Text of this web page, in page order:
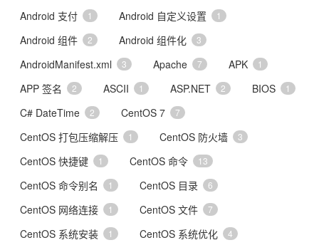
Android 支付 1 Android 自定义设置 1
Android 组件 2 Android 组件化 3
AndroidManifest.xml 3 Apache 7 APK 1
APP 签名 2 ASCII 1 ASP.NET 2 BIOS 1
C# DateTime 2 CentOS 7 7
CentOS 打包压缩解压 1 CentOS 防火墙 3
CentOS 快捷键 1 CentOS 命令 13
CentOS 命令别名 1 CentOS 目录 6
CentOS 网络连接 1 CentOS 文件 7
CentOS 系统安装 1 CentOS 系统优化 4